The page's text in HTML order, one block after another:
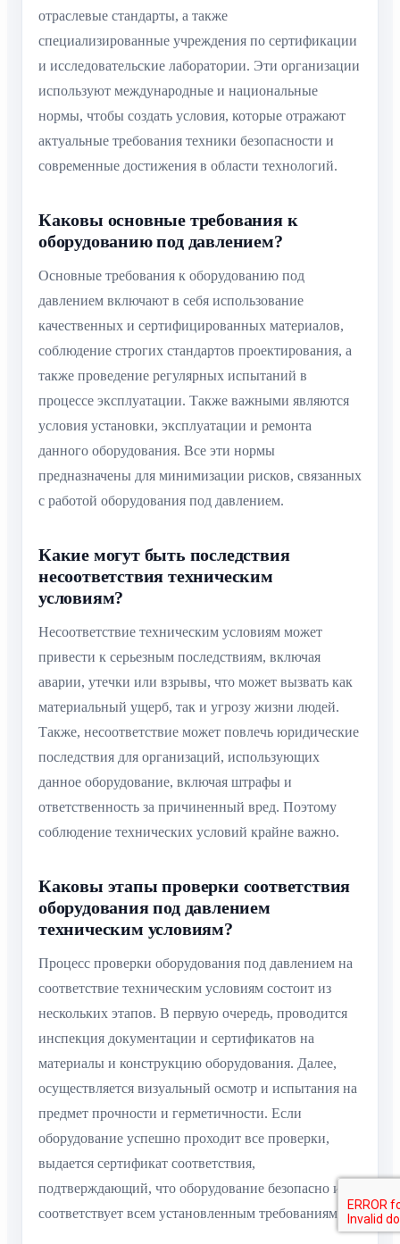
отраслевые стандарты, а также
специализированные учреждения по сертификации
и исследовательские лаборатории. Эти организации
используют международные и национальные
нормы, чтобы создать условия, которые отражают
актуальные требования техники безопасности и
современные достижения в области технологий.
Каковы основные требования к
оборудованию под давлением?
Основные требования к оборудованию под
давлением включают в себя использование
качественных и сертифицированных материалов,
соблюдение строгих стандартов проектирования, а
также проведение регулярных испытаний в
процессе эксплуатации. Также важными являются
условия установки, эксплуатации и ремонта
данного оборудования. Все эти нормы
предназначены для минимизации рисков, связанных
с работой оборудования под давлением.
Какие могут быть последствия
несоответствия техническим
условиям?
Несоответствие техническим условиям может
привести к серьезным последствиям, включая
аварии, утечки или взрывы, что может вызвать как
материальный ущерб, так и угрозу жизни людей.
Также, несоответствие может повлечь юридические
последствия для организаций, использующих
данное оборудование, включая штрафы и
ответственность за причиненный вред. Поэтому
соблюдение технических условий крайне важно.
Каковы этапы проверки соответствия
оборудования под давлением
техническим условиям?
Процесс проверки оборудования под давлением на
соответствие техническим условиям состоит из
нескольких этапов. В первую очередь, проводится
инспекция документации и сертификатов на
материалы и конструкцию оборудования. Далее,
осуществляется визуальный осмотр и испытания на
предмет прочности и герметичности. Если
оборудование успешно проходит все проверки,
выдается сертификат соответствия,
подтверждающий, что оборудование безопасно и
соответствует всем установленным требованиям.